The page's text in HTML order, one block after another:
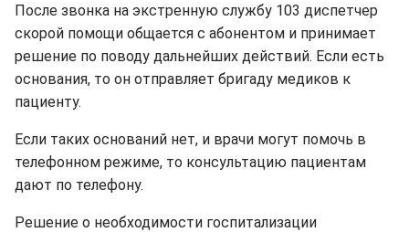
После звонка на экстренную службу 103 диспетчер
скорой помощи общается с абонентом и принимает
решение по поводу дальнейших действий. Если есть
основания, то он отправляет бригаду медиков к
пациенту.
Если таких оснований нет, и врачи могут помочь в
телефонном режиме, то консультацию пациентам
дают по телефону.
Решение о необходимости госпитализации